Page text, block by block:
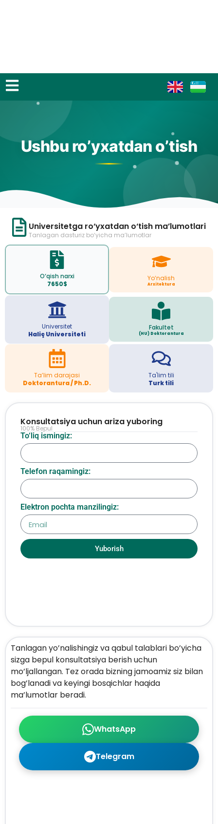
Ushbu ro’yxatdan o’tish
Universitetga ro‘yxatdan o‘tish ma’lumotlari
Tanlagan dasturiz bo‘yicha ma’lumotlar
O‘qish narxi
7650$
Yo‘nalish
Arxitektura
Universitet
Haliç Universiteti
Fakultet
(HU) Doktorantura
Ta’lim darajasi
Doktorantura / Ph.D.
Ta'lim tili
Turk tili
WhatsApp
Telegram
Tanlagan yo’nalishingiz va qabul talablari bo’yicha
sizga bepul konsultatsiya berish uchun
mo’ljallangan. Tez orada bizning jamoamiz siz bilan
bog’lanadi va keyingi bosqichlar haqida
ma’lumotlar beradi.
To‘liq ismingiz:
Telefon raqamingiz:
Elektron pochta manzilingiz:
Yuborish
Konsultatsiya uchun ariza yuboring
100% Bepul